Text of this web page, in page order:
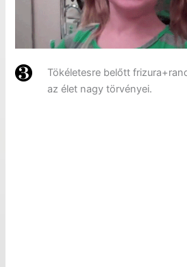
Tökéletesre belőtt
az élet nagy törvényei.